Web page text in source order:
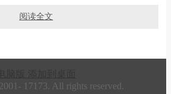
阅读全文
17173. All rights reserved.